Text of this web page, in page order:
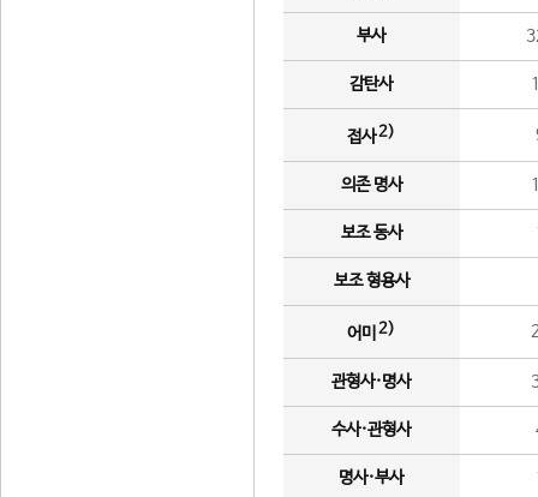
부사
감탄사
접사2)
의존 명사
보조 동사
보조 형용사
어미 2)
관형사·명사
수사·관형사
명사·부사